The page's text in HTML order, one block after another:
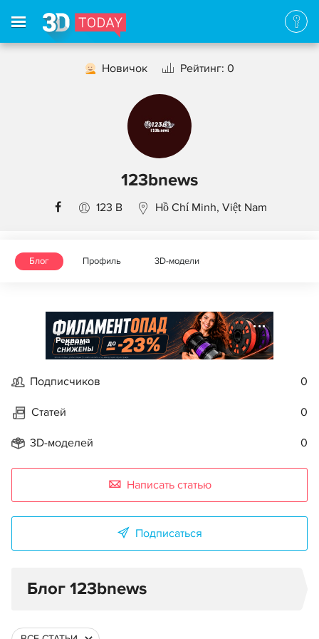
Новичок Рейтинг: 0
123bnews
123 B Hồ Chí Minh, Việt Nam
Блог Профиль 3D-модели
Реклама
Подписчиков 0
Статей 0
3D-моделей 0
Написать статью
Подписаться
Блог 123bnews